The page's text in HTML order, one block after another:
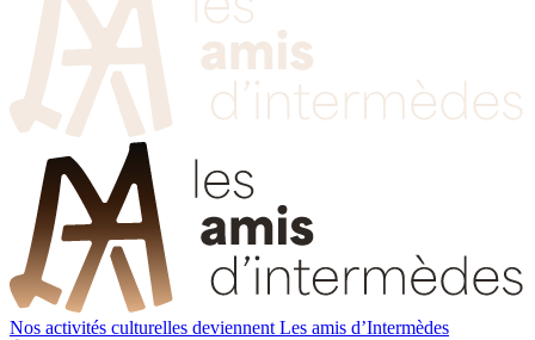
Nos activités culturelles deviennent Les amis d’Intermèdes